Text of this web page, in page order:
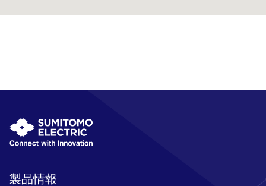
製品情報